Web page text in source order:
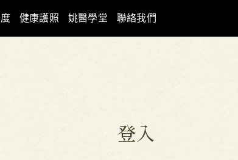
健康護照 姚醫學堂 聯絡我們
登入